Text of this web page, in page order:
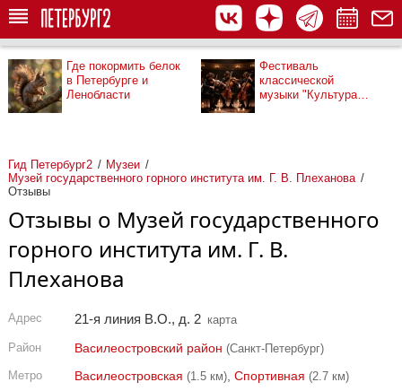
Где покормить белок
в Петербурге и
Ленобласти
Фестиваль
классической
музыки "Культура
Гид Петербург2
Музеи
Музей государственного горного института им. Г. В. Плеханова
Отзывы
Отзывы о Музей государственного
горного института им. Г. В.
Плеханова
Адрес 21-я линия В.О., д. 2 карта
Район Василеостровский район (Санкт-Петербург)
Метро
Василеостровская (1.5 км), Спортивная (2.7 км)